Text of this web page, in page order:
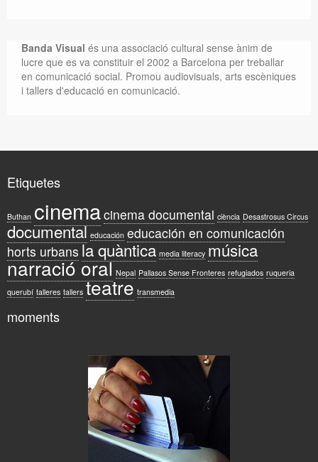
Banda Visual és una associació cultural sense ànim de
lucre que es va constituir el 2002 a Barcelona per treballar
en comunicació social. Promou audiovisuals, arts escèniques
i tallers d'educació en comunicació.
Etiquetes
Buthan cinemacinema documental ciència Desastrosus Circus
documental educación educación en comunicación
horts urbans la quàntica media literacy música
narració oral Nepal Pallasos Sense Fronteres refugiados ruqueria
querubí talleres tallers teatre transmedia
moments